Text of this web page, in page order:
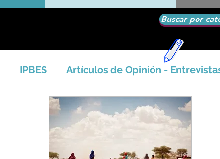
Buscar por
IPBES Artículos de Opinión -
Seguridad Alimentaria-Agua-Dieta
Artico - Antártida - Glaciares